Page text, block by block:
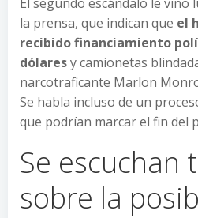
la prensa, que indican que el
recibido financiamiento
dólaresy camionetas
narcotraficante Marlon
Se habla incluso de un
que podrían marcar el fin del
Se escuchan
sobre la